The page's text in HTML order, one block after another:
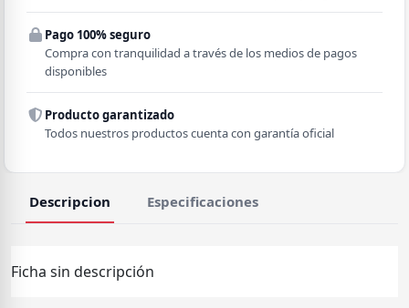
Comuna
Pago 100% seguro
Compra con tranquilidad a través de los medios de pagos
disponibles
Producto garantizado
Todos nuestros productos cuenta con garantía oficial
Descripcion Especificaciones
Ficha sin descripción